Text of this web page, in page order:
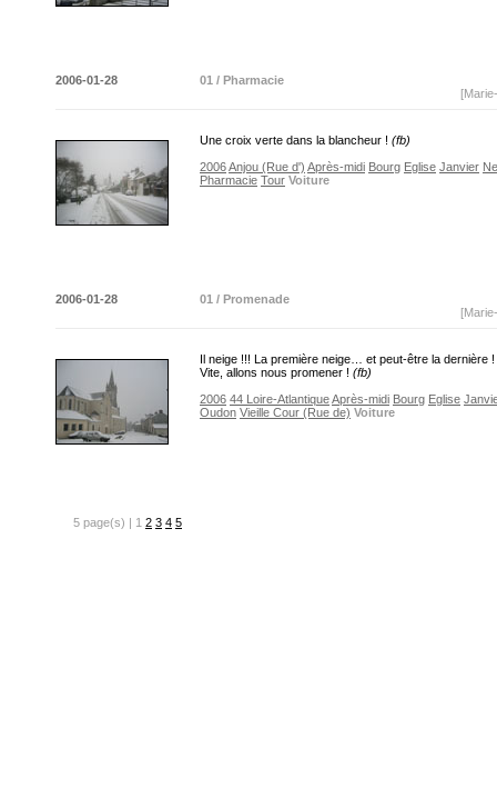
2006-01-28
01 / Pharmacie
Une croix verte dans la blancheur ! (fb)
2006Anjou (Rue d') Après-midi Bourg Eglise Janvier
Pharmacie Tour Voiture
2006-01-28
01 / Promenade
Il neige !!! La première neige… et peut-être la dernière !
Vite, allons nous promener ! (fb)
2006 44 Loire-AtlantiqueAprès-midi Bourg Eglise
Oudon Vieille Cour (Rue de) Voiture
5 page(s) | 1 2 3 4 5